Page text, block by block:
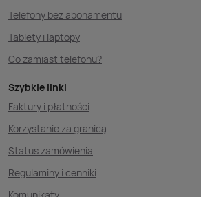
Telefony bez abonamentu
Tablety i laptopy
Co zamiast telefonu?
Szybkie linki
Faktury i płatności
Korzystanie za granicą
Status zamówienia
Regulaminy i cenniki